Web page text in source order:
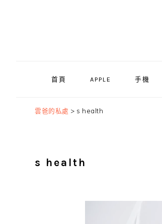
首頁 APPLE 手機
雲爸的私處 > s health
s health